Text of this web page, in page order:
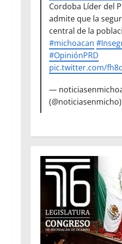
Cordoba Líder del
admite que la
central de la
#michoacan
#OpiniónPRD
pic.twitter.com/
—
(@noticiasenmicho)